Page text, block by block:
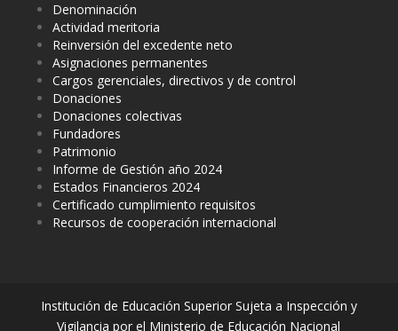
Denominación
Actividad meritoria
Reinversión del excedente neto
Asignaciones permanentes
Cargos gerenciales, directivos y de control
Donaciones
Donaciones colectivas
Fundadores
Patrimonio
Informe de Gestión año 2024
Estados Financieros 2024
Certificado cumplimiento requisitos
Recursos de cooperación internacional
Institución de Educación Superior Sujeta a Inspección y
Vigilancia por el Ministerio de Educación Nacional